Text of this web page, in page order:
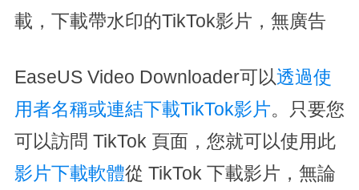
載，下載帶水印的TikTok影片，無廣告
EaseUS Video Downloader可以透過使
用者名稱或連結下載TikTok影片。只要您
可以訪問 TikTok 頁面，您就可以使用此
影片下載軟體從 TikTok 下載影片，無論